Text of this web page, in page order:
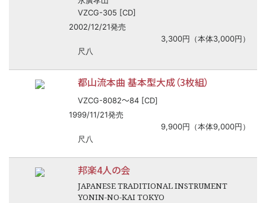
VZCG-305 [CD]
2002/12/21発売
3,300円（本体3,000円）
尺八
都山流本曲 基本型大成（3枚組）
VZCG-8082〜84 [CD]
1999/11/21発売
9,900円（本体9,000円）
尺八
邦楽4人の会
JAPANESE TRADITIONAL INSTRUMENT
YONIN-NO-KAI TOKYO